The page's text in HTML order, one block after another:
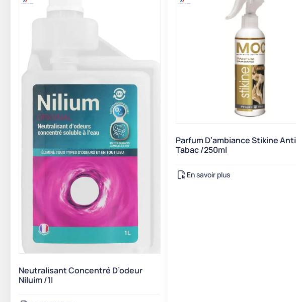
Neutralisant Concentré D’odeur
Niluim /1l
Parfum D’ambiance Stikine Anti
Tabac /250ml
En savoir plus